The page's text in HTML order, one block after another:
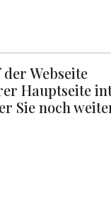
Webseite
Hauptseite
Sie noch